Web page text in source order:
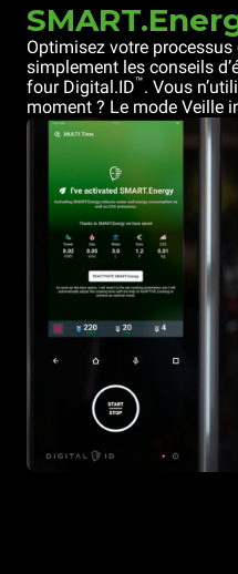
Optimisez votre
simplement les conseils
four Digital.ID™. Vous
moment ? Le mode Veille